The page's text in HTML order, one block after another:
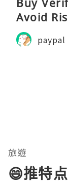
Buy
Avoid
paypal
旅遊
😄推特